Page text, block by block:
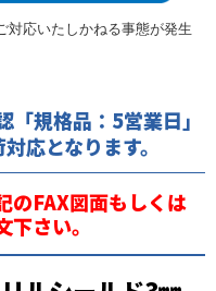
応いたしかねる事態が発生
「規格品：5営業日」
応となります。
のFAX図面もしくは
さい。